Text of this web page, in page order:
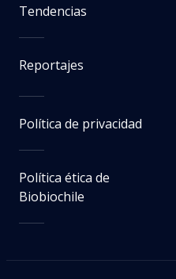
Tendencias
Reportajes
Política de privacidad
Política ética de
Biobiochile